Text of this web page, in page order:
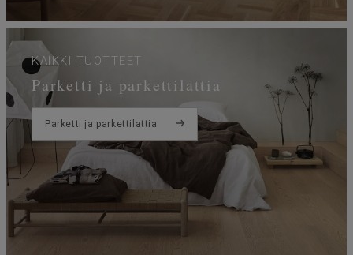
KAIKKI TUOTTEET
Parketti ja parkettilattia
Parketti ja parkettilattia